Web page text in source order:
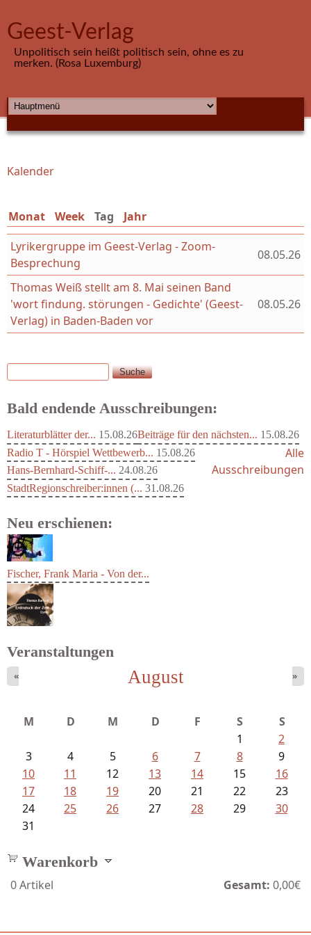
Geest-Verlag
Unpolitisch sein heißt politisch sein, ohne es zu
merken. (Rosa Luxemburg)
HAUPTMENÜ
Sie sind hier
Kalender
Monat Week Tag (aktiver Reiter)
Jahr
Lyrikergruppe im Geest-Verlag - Zoom-
Besprechung
08.05.26
Thomas Weiß stellt am 8. Mai seinen Band
'wort findung. störungen - Gedichte' (Geest-
Verlag) in Baden-Baden vor
08.05.26
Suchformular
Suche
Bald endende Ausschreibungen:
Literaturblätter der... 15.08.26Beiträge für den nächsten... 15.08.26
Radio T - Hörspiel Wettbewerb... 15.08.26
Hans-Bernhard-Schiff-... 24.08.26
StadtRegionschreiber:innen (... 31.08.26
Alle
Ausschreibungen
Neu erschienen:
Bartsch, Thomas - Erdrutsch der...
Fischer, Frank Maria - Von der...
Veranstaltungen
August
« »
M D M D F S
S
1
2
3
4 5 6 7 8
9
10
11 12 13 14 15
16
17
18 19 20 21 22
23
24
25 26 27 28 29
30
31
Warenkorb
0Artikel Gesamt: 0,00€